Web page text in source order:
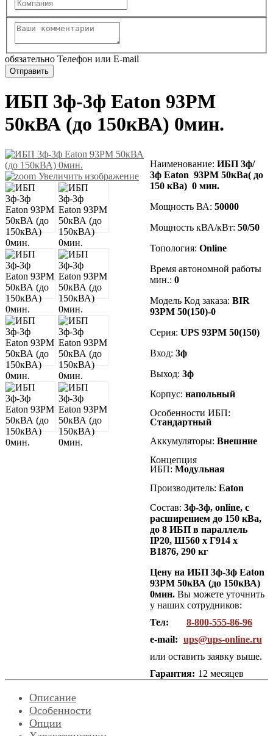
обязательно Телефон или E-mail
ИБП 3ф-3ф Eaton 93PM
50кВА (до 150кВА) 0мин.
Увеличить изображение
Наименование: ИБП 3ф/
3ф Eaton 93PM 50кВа( до
150 кВа) 0 мин.
Мощность ВА: 50000
Мощность кВА/кВт: 50/50
Топология: Online
Время автономной работы
мин.: 0
Модель Код заказа: BIR
93PM 50(150)-0
Серия: UPS 93PM 50(150)
Вход: 3ф
Выход: 3ф
Корпус: напольный
Особенности ИБП:
Стандартный
Аккумуляторы: Внешние
Концепция
ИБП: Модульная
Производитель: Eaton
Состав: 3ф-3ф, online, с
расширением до 150 кВа,
до 8 ИБП в параллель
IP20, Ш560 х Г914 х
В1876, 290 кг
Цену на ИБП 3ф-3ф Eaton
93PM 50кВА (до 150кВА)
0мин. Вы можете уточнить
у наших сотрудников:
Тел:
8-800-555-86-96
e-mail: ups@ups-online.ru
или оставить заявку выше.
Гарантия: 12 месяцев
Описание
Особенности
Опции